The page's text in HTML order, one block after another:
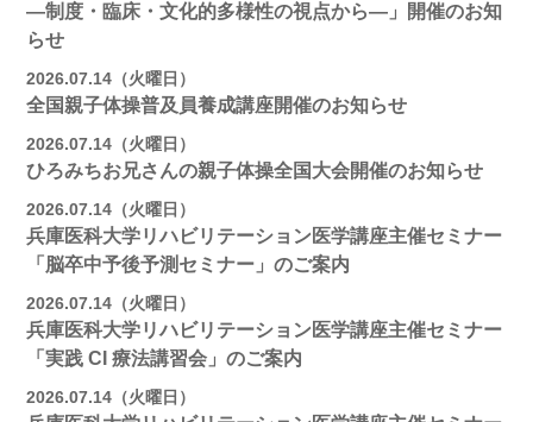
―制度・臨床・文化的多様性の視点から―」開催のお知
らせ
2026.07.14（火曜日）
全国親子体操普及員養成講座開催のお知らせ
2026.07.14（火曜日）
ひろみちお兄さんの親子体操全国大会開催のお知らせ
2026.07.14（火曜日）
兵庫医科大学リハビリテーション医学講座主催セミナー
「脳卒中予後予測セミナー」のご案内
2026.07.14（火曜日）
兵庫医科大学リハビリテーション医学講座主催セミナー
「実践 CI 療法講習会」のご案内
2026.07.14（火曜日）